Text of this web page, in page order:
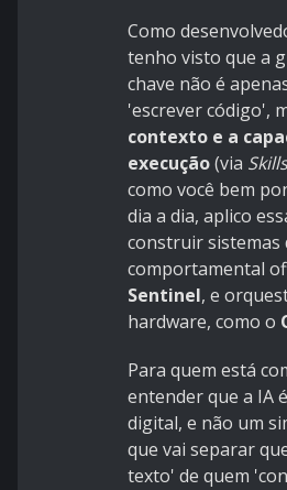
Como
tenho visto que a
chave não é
'escrever código',
contexto e a
execução(via Skills
como você bem
dia a dia, aplico
construir sistemas
comportamental
Sentinel, e
hardware, como o
Para quem está
entender que a IA
digital, e não um
que vai separar
texto' de quem